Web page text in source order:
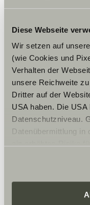
Diese Webseite
Wir setzen auf
(wie Cookies und
Verhalten der
unsere Reichweite
Dritter auf der
USA haben. Die
Datenschutzniveau.
Datenübermittlung in
zustehen.
eigene Zwecke
zusammenführen.
Montag – Freitag